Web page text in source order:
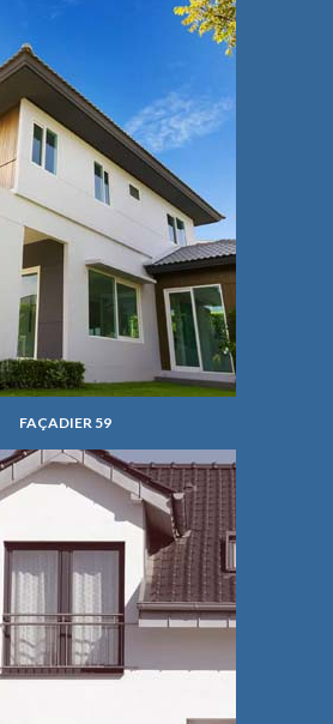
FAÇADIER 59